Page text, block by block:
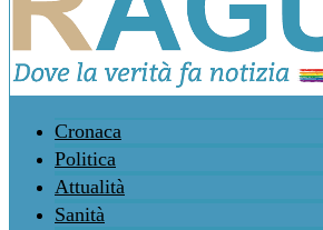
Cronaca
Politica
Attualità
Sanità